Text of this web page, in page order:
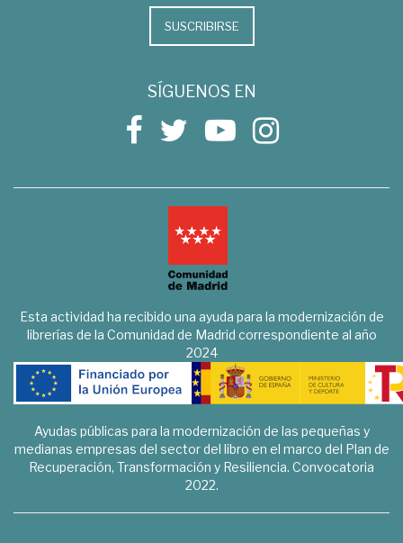
SUSCRIBIRSE
SÍGUENOS EN
Esta actividad ha recibido una ayuda para la modernización de
librerías de la Comunidad de Madrid correspondiente al año
2024
Ayudas públicas para la modernización de las pequeñas y
medianas empresas del sector del libro en el marco del Plan de
Recuperación, Transformación y Resiliencia. Convocatoria
2022.